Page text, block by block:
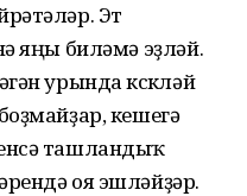
Эт
яңы биләмә эҙләй.
урында көсөкләй
кешегә
ташландыҡ
оя эшләйҙәр.